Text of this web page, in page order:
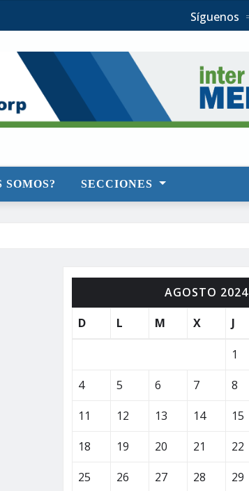
Síguenos
SOMOS? SECCIONES
AGOSTO 2024
D
L M X J
1
4
5 6 7 8
11
12 13 14 15
18
19 20 21 22
25
26 27 28 29